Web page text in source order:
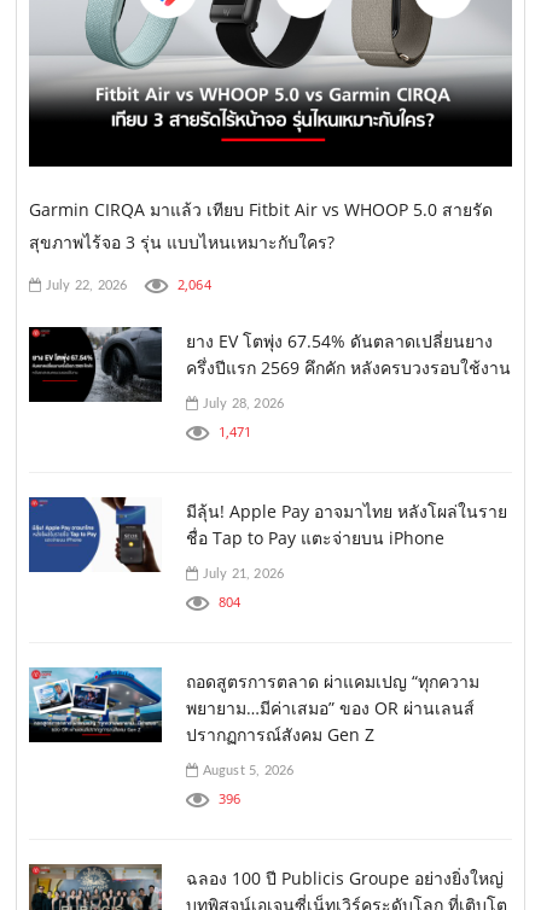
Garmin CIRQA มาแล้ว เทียบ Fitbit Air vs WHOOP 5.0 สายรัด
สุขภาพไร้จอ 3 รุ่น แบบไหนเหมาะกับใคร?
July 22, 2026 2,064
ยาง EV โตพุ่ง 67.54% ดันตลาดเปลี่ยนยาง
ครึ่งปีแรก 2569 คึกคัก หลังครบวงรอบใช้งาน
July 28, 2026
1,471
มีลุ้น! Apple Pay อาจมาไทย หลังโผล่ในราย
ชื่อ Tap to Pay แตะจ่ายบน iPhone
July 21, 2026
804
ถอดสูตรการตลาด ผ่าแคมเปญ “ทุกความ
พยายาม…มีค่าเสมอ” ของ OR ผ่านเลนส์
ปรากฏการณ์สังคม Gen Z
August 5, 2026
396
ฉลอง 100 ปี Publicis Groupe อย่างยิ่งใหญ่
บทพิสูจน์เอเจนซี่เน็ทเวิร์คระดับโลก ที่เติบโต